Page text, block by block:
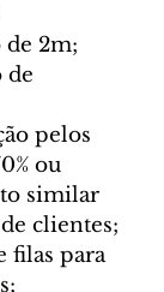
2m;
de
pelos
ou
similar
clientes;
filas para